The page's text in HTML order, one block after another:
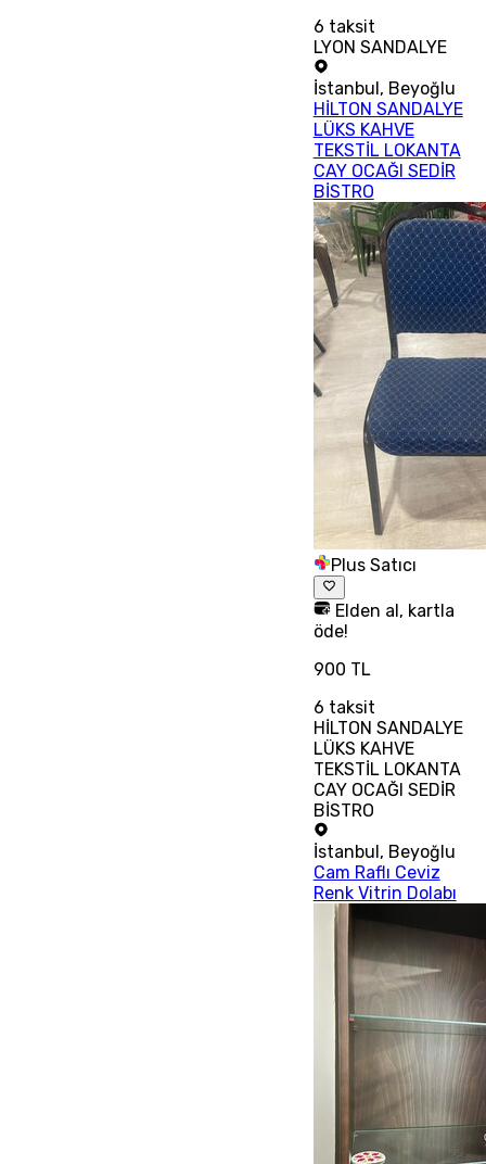
6 taksit
LYON SANDALYE
İstanbul, Beyoğlu
HİLTON SANDALYE
LÜKS KAHVE
TEKSTİL LOKANTA
CAY OCAĞI SEDİR
BİSTRO
Plus Satıcı
Elden al, kartla
öde!
900 TL
6 taksit
HİLTON SANDALYE
LÜKS KAHVE
TEKSTİL LOKANTA
CAY OCAĞI SEDİR
BİSTRO
İstanbul, Beyoğlu
Cam Raflı Ceviz
Renk Vitrin Dolabı